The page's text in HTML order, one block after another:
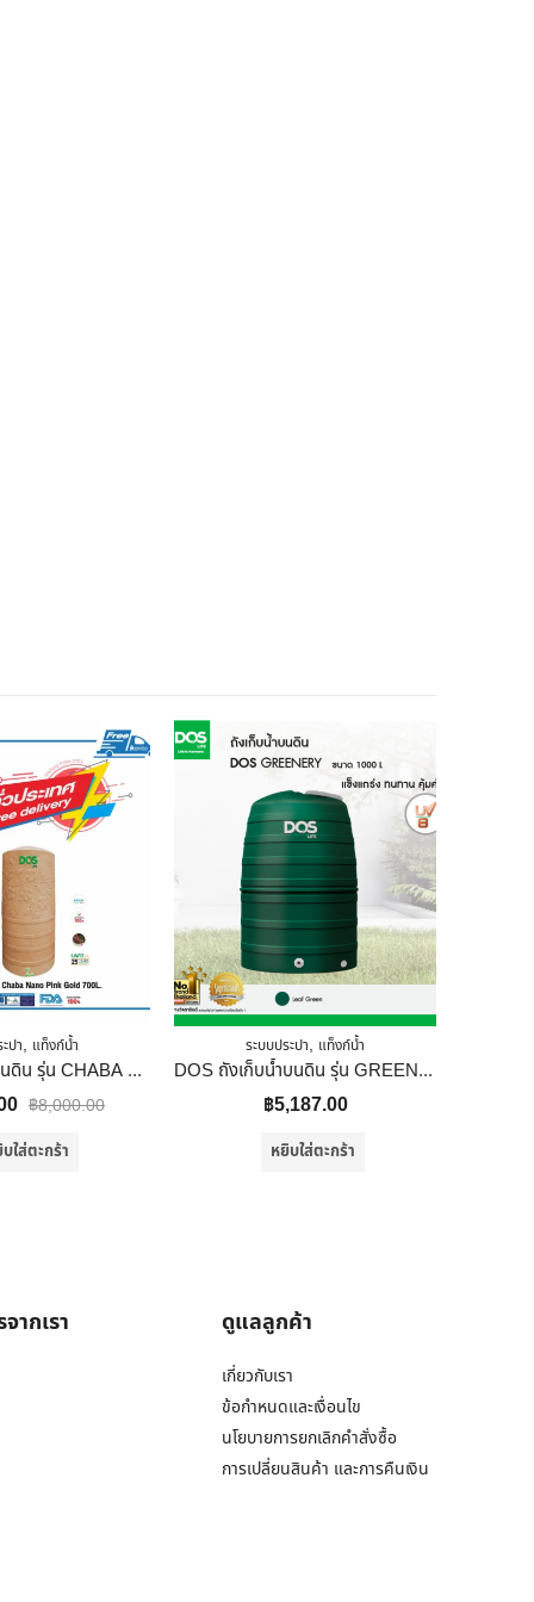
ปา, แท็งก์น้ำ
Dos ถังเก็บน้ำบนดิน รุ่น CHABA NANO ขนาด 700L สีทองชมพู PINKGOLD
฿8,000.00
ใส่ตะกร้า
ระบบประปา, แท็งก์น้ำ
DOS ถังเก็บน้ำบนดิน รุ่น GREENERY ขนาด 1000 ลิตร สีเขียว /ไม่รวมติดตั้ง
฿5,187.00
หยิบใส่ตะกร้า
ากเรา ดูแลลูกค้า
เกี่ยวกับเรา
ข้อกำหนดและเงื่อนไข
นโยบายการยกเลิกคำสั่งซื้อ
การเปลี่ยนสินค้า และการคืนเงิน